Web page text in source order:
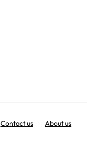
Contact us About us